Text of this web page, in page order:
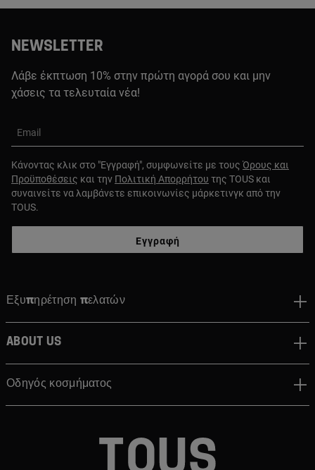
NEWSLETTER
Λάβε έκπτωση 10% στην πρώτη αγορά σου και μην
χάσεις τα τελευταία νέα!
Email
Κάνοντας κλικ στο "Εγγραφή", συμφωνείτε με τους Όρους και
Προϋποθέσεις και την Πολιτική Απορρήτου της TOUS και
συναινείτε να λαμβάνετε επικοινωνίες μάρκετινγκ από την
TOUS.
Εγγραφή
Εξυπηρέτηση πελατών
About us
Οδηγός κοσμήματος